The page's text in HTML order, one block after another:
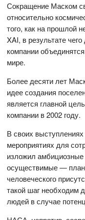
Сокращение Маском
относительно
того, как на прошлой
XAI, в результате
компании
мире.
Более десяти лет
идее создания
является главной
компании в 2002 году.
В своих
мероприятиях для
изложил
осуществимые —
человеческого
такой шаг необходим
людей в случае